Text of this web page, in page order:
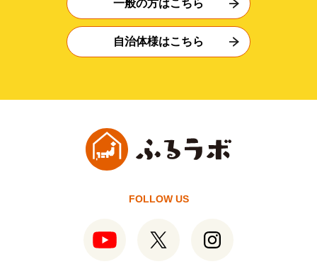
一般の方はこちら
自治体様はこちら
FOLLOW US